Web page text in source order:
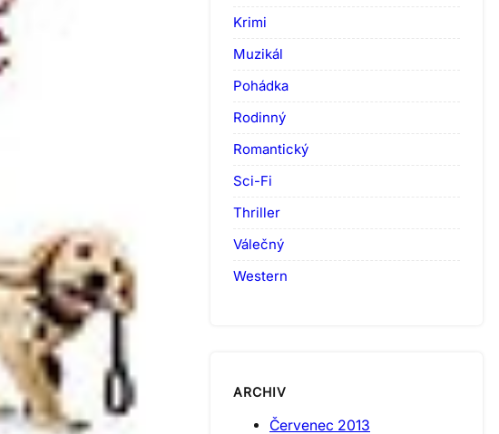
Krimi
Muzikál
Pohádka
Rodinný
Romantický
Sci-Fi
Thriller
Válečný
Western
ARCHIV
Červenec 2013